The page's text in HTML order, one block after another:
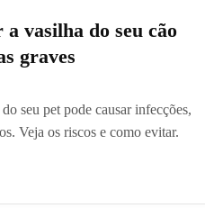
vasilha do seu cão
graves
seu pet pode causar infecções,
Veja os riscos e como evitar.